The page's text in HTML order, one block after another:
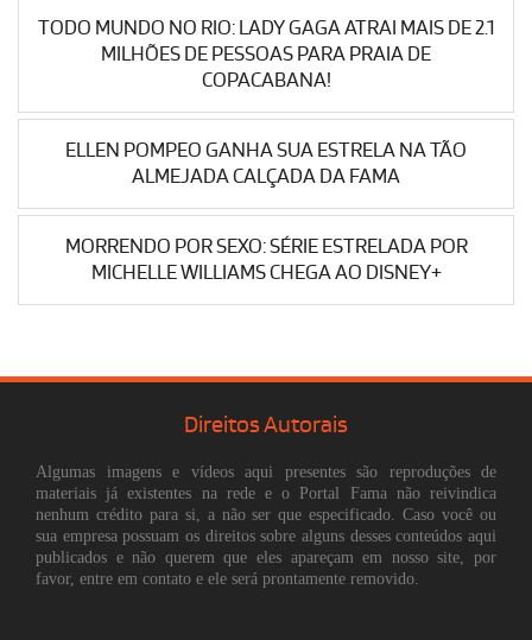
TODO MUNDO NO RIO: LADY GAGA ATRAI MAIS DE 2.1
MILHÕES DE PESSOAS PARA PRAIA DE
COPACABANA!
ELLEN POMPEO GANHA SUA ESTRELA NA TÃO
ALMEJADA CALÇADA DA FAMA
MORRENDO POR SEXO: SÉRIE ESTRELADA POR
MICHELLE WILLIAMS CHEGA AO DISNEY+
Direitos Autorais
Algumas imagens e vídeos aqui presentes são reproduções de
materiais já existentes na rede e o Portal Fama não reivindica
nenhum crédito para si, a não ser que especificado. Caso você ou
sua empresa possuam os direitos sobre alguns desses conteúdos aqui
publicados e não querem que eles apareçam em nosso site, por
favor, entre em contato e ele será prontamente removido.